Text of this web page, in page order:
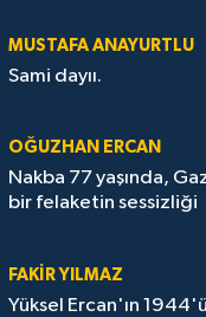
MUSTAFA ANAYURTLU
Sami dayıı.
OĞUZHAN ERCAN
Nakba 77 yaşında,
bir felaketin sessizliği
FAKİR YILMAZ
Yüksel Ercan'ın